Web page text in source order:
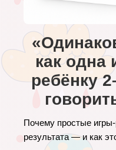
как одна
ребёнку
Почему простые
результата — и как